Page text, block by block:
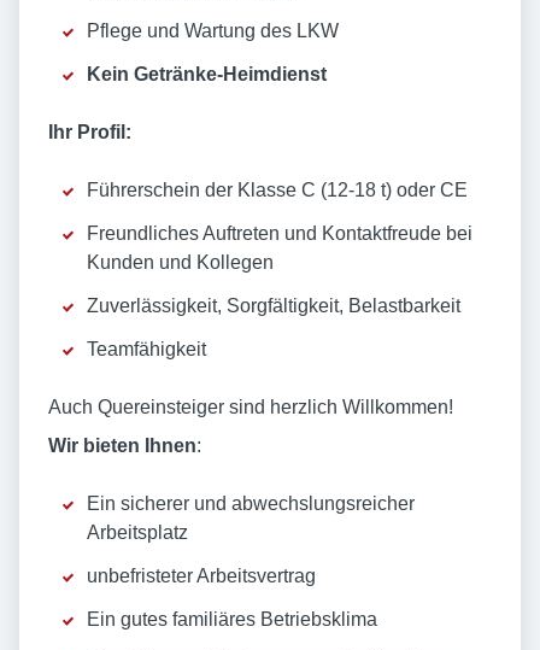
Pflege und Wartung des LKW
Kein Getränke-Heimdienst
Ihr Profil:
Führerschein der Klasse C (12-18 t) oder CE
Freundliches Auftreten und Kontaktfreude bei
Kunden und Kollegen
Zuverlässigkeit, Sorgfältigkeit, Belastbarkeit
Teamfähigkeit
Auch Quereinsteiger sind herzlich Willkommen!
Wir bieten Ihnen:
Ein sicherer und abwechslungsreicher
Arbeitsplatz
unbefristeter Arbeitsvertrag
Ein gutes familiäres Betriebsklima